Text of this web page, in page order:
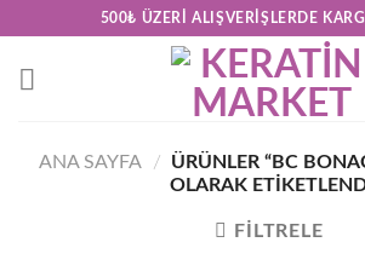
content
500₺ ÜZERI ALIŞVERIŞLERDE
ANA SAYFA /
ÜRÜNLER “BC
OLARAK
FILTRELE